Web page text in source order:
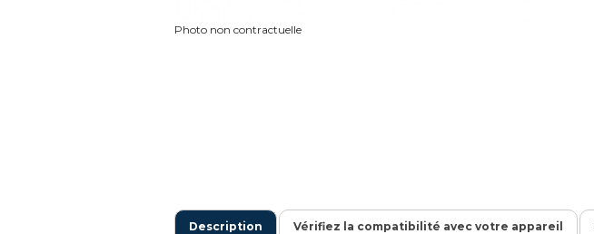
Photo non contractuelle
Description Vérifiez la compatibilité avec votre appareil